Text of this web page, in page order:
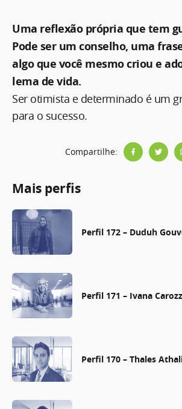
Uma reflexão própria que tem
Pode ser um conselho, uma
algo que você mesmo criou e
lema de vida.
Ser otimista e determinado é um
para o sucesso.
Compartilhe:
Mais perfis
Perfil 172 – Duduh
Perfil 171 – Ivana
Perfil 170 – Thales